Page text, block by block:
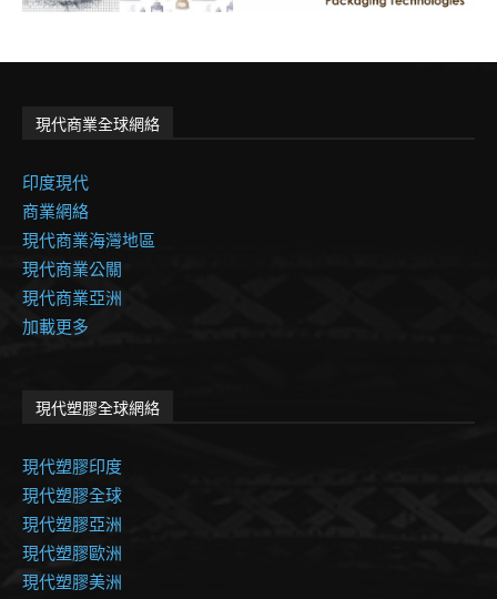
現代商業全球網絡
印度現代
商業網絡
現代商業海灣地區
現代商業公關
現代商業亞洲
加載更多
現代塑膠全球網絡
現代塑膠印度
現代塑膠全球
現代塑膠亞洲
現代塑膠歐洲
現代塑膠美洲